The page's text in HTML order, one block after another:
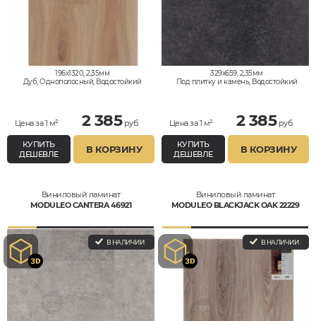
196x1320, 2,35мм
Дуб, Однополосный, Водостойкий
Цена за 1 м² 2 385руб.
КУПИТЬ
ДЕШЕВЛЕ
В КОРЗИНУ
329x659, 2,35мм
Под плитку и камень, Водостойкий
Цена за 1 м² 2 385руб.
КУПИТЬ
ДЕШЕВЛЕ
В КОРЗИНУ
Виниловый ламинат
MODULEO CANTERA 46921
В НАЛИЧИИ
Виниловый ламинат
MODULEO BLACKJACK OAK 22229
В НАЛИЧИИ